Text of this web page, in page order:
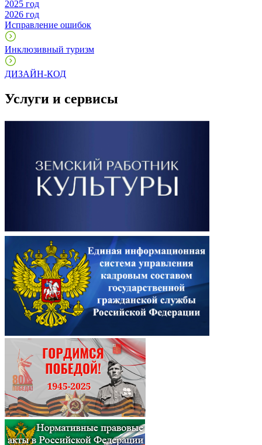
2025 год
2026 год
Исправление ошибок
Инклюзивный туризм
ДИЗАЙН-КОД
Услуги и сервисы